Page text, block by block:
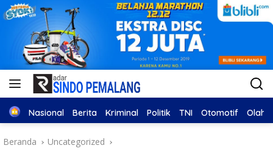
Home
Nasional Berita Kriminal Politik TNI Otomotif
Beranda Uncategorized